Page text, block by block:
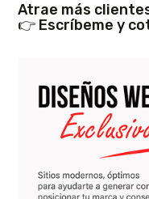
Atrae más
👉 Escríbeme y